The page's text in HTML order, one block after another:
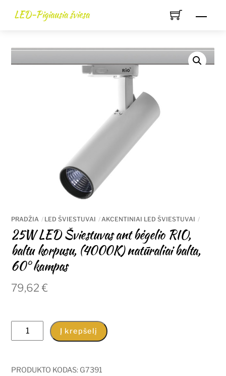
LED-Pigiausia šviesa
PRADŽIA LED ŠVIESTUVAI AKCENTINIAI LED ŠVIESTUVAI
25W LED Šviestuvas ant bėgelio RIO,
baltu korpusu, (4000K) natūraliai balta,
60° kampas
79,62€
produkto
kiekis:
LED
Į krepšelį
PRODUKTO KODAS: G7391